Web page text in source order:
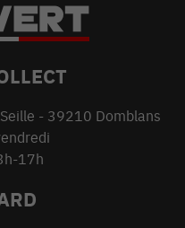
- 39210 Domblans
17h